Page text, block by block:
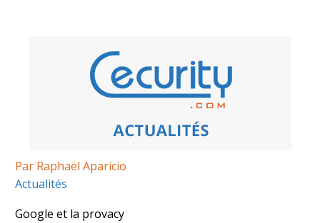
Par Raphaël Aparicio
Actualités
Google et la provacy